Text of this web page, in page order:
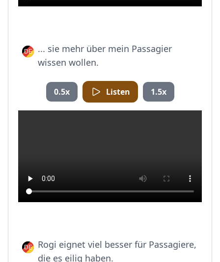
... sie mehr über mein Passagier
wissen wollen.
0.5x Listen 1.5x
Rogi eignet viel besser für Passagiere,
die es eilig haben.